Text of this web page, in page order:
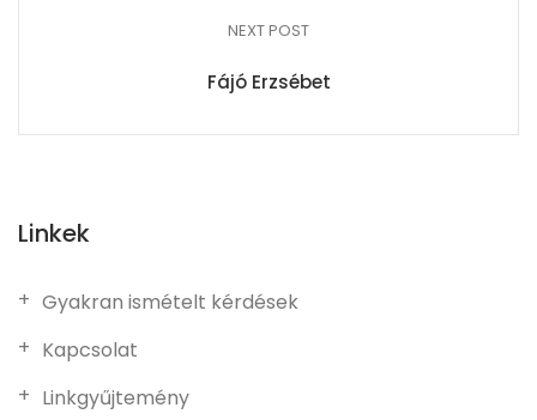
NEXT POST
Fájó Erzsébet
Linkek
Gyakran ismételt kérdések
Kapcsolat
Linkgyűjtemény